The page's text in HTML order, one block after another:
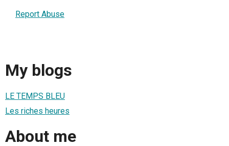
Report Abuse
My blogs
LE TEMPS BLEU
Les riches heures
About me